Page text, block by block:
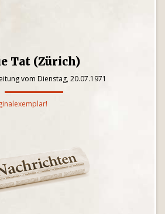
Tat (Zürich)
vom Dienstag, 20.07.1971